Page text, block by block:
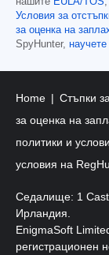
Условия за
за оценка на
SpyHunter, научете
Home Стъпки
за оценка на
политики и
условия на
Седалище: 1
Ирландия.
EnigmaSoft
регистрационен